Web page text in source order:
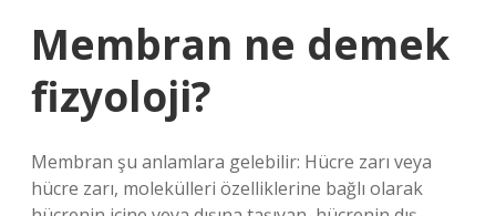
Membran ne demek
fizyoloji?
Membran şu anlamlara gelebilir: Hücre zarı veya
hücre zarı, molekülleri özelliklerine bağlı olarak